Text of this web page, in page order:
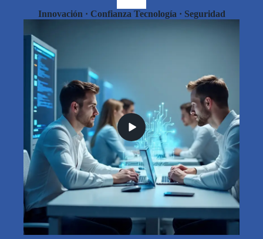
Innovación · Confianza Tecnología · Seguridad